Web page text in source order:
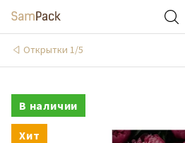
Открытки 1/5
В наличии
Хит